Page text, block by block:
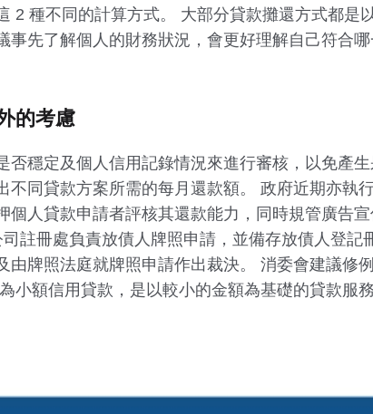
2 種不同的計算方式。 大部分貸款攤還方式都是
事先了解個人的財務狀況，會更好理解自己符合
的考慮
否穩定及個人信用記錄情況來進行審核，以免產
不同貸款方案所需的每月還款額。 政府近期亦執
個人貸款申請者評核其還款能力，同時規管廣告
註冊處負責放債人牌照申請，並備存放債人登
由牌照法庭就牌照申請作出裁決。 消委會建議修
小額信用貸款，是以較小的金額為基礎的貸款服